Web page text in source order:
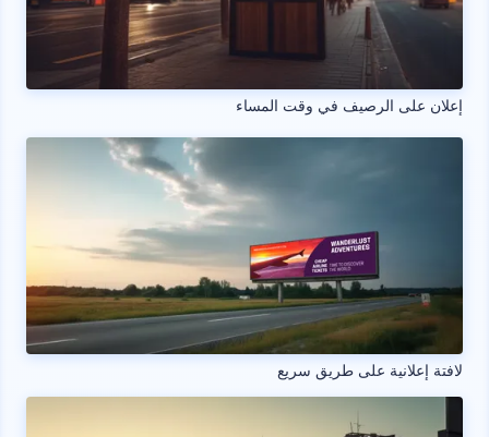
إعلان على الرصيف في وقت المساء
لافتة إعلانية على طريق سريع